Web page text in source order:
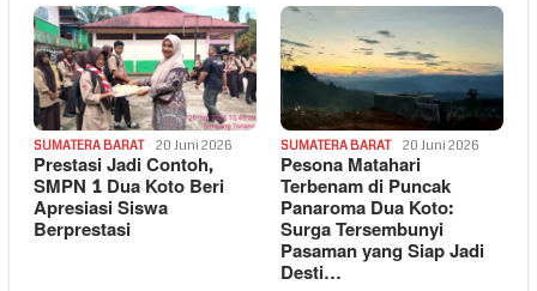
SUMATERA BARAT 20 Juni 2026
Prestasi Jadi Contoh,
SMPN 1 Dua Koto Beri
Apresiasi Siswa
Berprestasi
SUMATERA BARAT 20 Juni 2026
Pesona Matahari
Terbenam di Puncak
Panaroma Dua Koto:
Surga Tersembunyi
Pasaman yang Siap Jadi
Desti…